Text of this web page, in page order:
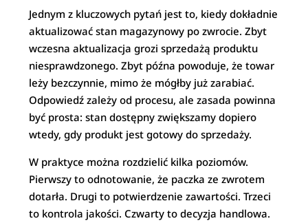
Jednym z kluczowych pytań jest to, kiedy dokładnie
aktualizować stan magazynowy po zwrocie. Zbyt
wczesna aktualizacja grozi sprzedażą produktu
niesprawdzonego. Zbyt późna powoduje, że towar
leży bezczynnie, mimo że mógłby już zarabiać.
Odpowiedź zależy od procesu, ale zasada powinna
być prosta: stan dostępny zwiększamy dopiero
wtedy, gdy produkt jest gotowy do sprzedaży.
W praktyce można rozdzielić kilka poziomów.
Pierwszy to odnotowanie, że paczka ze zwrotem
dotarła. Drugi to potwierdzenie zawartości. Trzeci
to kontrola jakości. Czwarty to decyzja handlowa.